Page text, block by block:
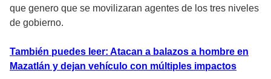
que genero que se movilizaran agentes de los tres niveles
de gobierno.
También puedes leer: Atacan a balazos a hombre en
Mazatlán y dejan vehículo con múltiples impactos